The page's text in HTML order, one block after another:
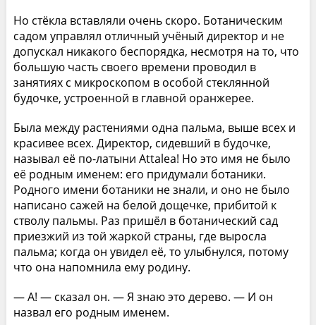
Но стёкла вставляли очень скоро. Ботаническим
садом управлял отличный учёный директор и не
допускал никакого беспорядка, несмотря на то, что
большую часть своего времени проводил в
занятиях с микроскопом в особой стеклянной
будочке, устроенной в главной оранжерее.
Была между растениями одна пальма, выше всех и
красивее всех. Директор, сидевший в будочке,
называл её по-латыни Attalea! Но это имя не было
её родным именем: его придумали ботаники.
Родного имени ботаники не знали, и оно не было
написано сажей на белой дощечке, прибитой к
стволу пальмы. Раз пришёл в ботанический сад
приезжий из той жаркой страны, где выросла
пальма; когда он увидел её, то улыбнулся, потому
что она напомнила ему родину.
— А! — сказал он. — Я знаю это дерево. — И он
назвал его родным именем.